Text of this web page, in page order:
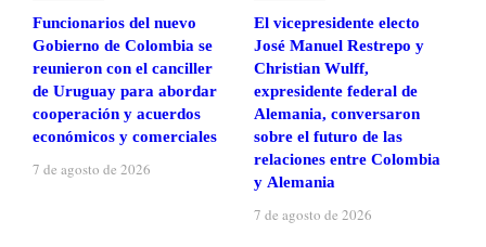
Funcionarios del nuevo
Gobierno de Colombia se
reunieron con el canciller
de Uruguay para abordar
cooperación y acuerdos
económicos y comerciales
7 de agosto de 2026
El vicepresidente electo
José Manuel Restrepo y
Christian Wulff,
expresidente federal de
Alemania, conversaron
sobre el futuro de las
relaciones entre Colombia
y Alemania
7 de agosto de 2026